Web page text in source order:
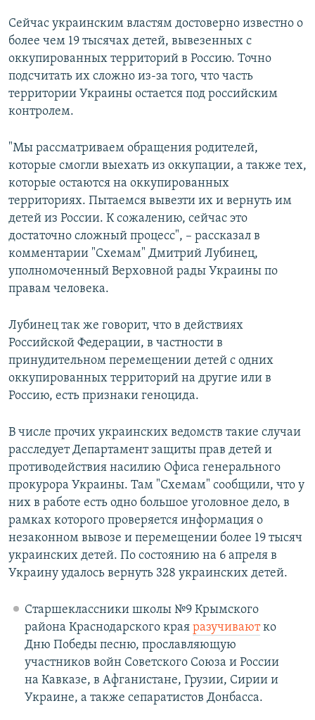
Сейчас украинским властям достоверно известно о
более чем 19 тысячах детей, вывезенных с
оккупированных территорий в Россию. Точно
подсчитать их сложно из-за того, что часть
территории Украины остается под российским
контролем.
"Мы рассматриваем обращения родителей,
которые смогли выехать из оккупации, а также тех,
которые остаются на оккупированных
территориях. Пытаемся вывезти их и вернуть им
детей из России. К сожалению, сейчас это
достаточно сложный процесс", – рассказал в
комментарии "Схемам" Дмитрий Лубинец,
уполномоченный Верховной рады Украины по
правам человека.
Лубинец так же говорит, что в действиях
Российской Федерации, в частности в
принудительном перемещении детей с одних
оккупированных территорий на другие или в
Россию, есть признаки геноцида.
В числе прочих украинских ведомств такие случаи
расследует Департамент защиты прав детей и
противодействия насилию Офиса генерального
прокурора Украины. Там "Схемам" сообщили, что у
них в работе есть одно большое уголовное дело, в
рамках которого проверяется информация о
незаконном вывозе и перемещении более 19 тысяч
украинских детей. По состоянию на 6 апреля в
Украину удалось вернуть 328 украинских детей.
Старшеклассники школы №9 Крымского
района Краснодарского края разучиваютко
Дню Победы песню, прославляющую
участников войн Советского Союза и России
на Кавказе, в Афганистане, Грузии, Сирии и
Украине, а также сепаратистов Донбасса.